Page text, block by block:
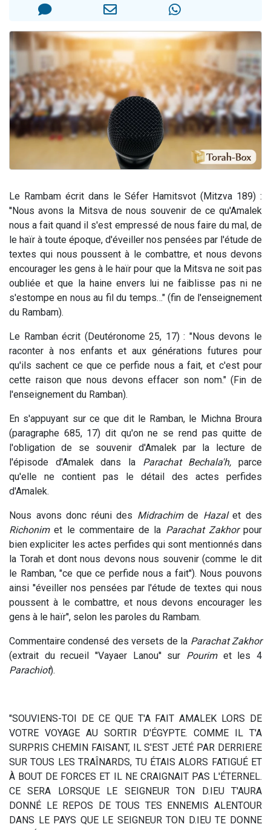
Ariel vient de donner son Maasser
Nathaniel vient de donner son Maasser
6 personnes viennent de faire un don pour 5 enfants déjà orphelins risquent de perdre leur maman
3 personnes viennent de nous rejoindre sur WhatsApp
Le Rambam écrit dans le Séfer Hamitsvot (Mitzva 189) :
''Nous avons la Mitsva de nous souvenir de ce qu'Amalek
nous a fait quand il s'est empressé de nous faire du mal, de
le haïr à toute époque, d'éveiller nos pensées par l'étude de
textes qui nous poussent à le combattre, et nous devons
encourager les gens à le haïr pour que la Mitsva ne soit pas
oubliée et que la haine envers lui ne faiblisse pas ni ne
s'estompe en nous au fil du temps…" (fin de l'enseignement
du Rambam).
Le Ramban écrit (Deutéronome 25, 17) : "Nous devons le
raconter à nos enfants et aux générations futures pour
qu'ils sachent ce que ce perfide nous a fait, et c'est pour
cette raison que nous devons effacer son nom." (Fin de
l'enseignement du Ramban).
En s'appuyant sur ce que dit le Ramban, le Michna Broura
(paragraphe 685, 17) dit qu'on ne se rend pas quitte de
l'obligation de se souvenir d'Amalek par la lecture de
l'épisode d'Amalek dans la Parachat Bechala'h, parce
qu'elle ne contient pas le détail des actes perfides
d'Amalek.
Nous avons donc réuni des Midrachimde Hazalet des
Richonimet le commentaire de la Parachat Zakhorpour
bien expliciter les actes perfides qui sont mentionnés dans
la Torah et dont nous devons nous souvenir (comme le dit
le Ramban, "ce que ce perfide nous a fait''). Nous pouvons
ainsi ''éveiller nos pensées par l'étude de textes qui nous
poussent à le combattre, et nous devons encourager les
gens à le haïr'', selon les paroles du Rambam.
Commentaire condensé des versets de la Parachat Zakhor
(extrait du recueil ''Vayaer Lanou'' sur Pourimet les 4
Parachiot).
"SOUVIENS-TOI DE CE QUE T'A FAIT AMALEK LORS DE
VOTRE VOYAGE AU SORTIR D'ÉGYPTE. COMME IL T'A
SURPRIS CHEMIN FAISANT, IL S'EST JETÉ PAR DERRIERE
SUR TOUS LES TRAÎNARDS, TU ÉTAIS ALORS FATIGUÉ ET
À BOUT DE FORCES ET IL NE CRAIGNAIT PAS L'ÉTERNEL.
CE SERA LORSQUE LE SEIGNEUR TON D.IEU T'AURA
DONNÉ LE REPOS DE TOUS TES ENNEMIS ALENTOUR
DANS LE PAYS QUE LE SEIGNEUR TON D.IEU TE DONNE